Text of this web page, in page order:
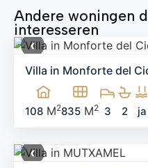
Andere woningen
interesseren
499,900 €
‹
Villa in Monforte del
108 M2835 M2 3 2 ja
‹